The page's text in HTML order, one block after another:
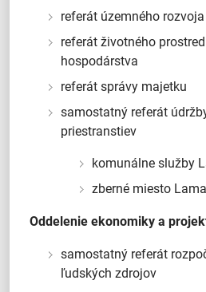
referát územného
referát životného
hospodárstva
referát správy majetku
samostatný referát
priestranstiev
komunálne služby
zberné miesto
Oddelenie ekonomiky a
samostatný referát
ľudských zdrojov